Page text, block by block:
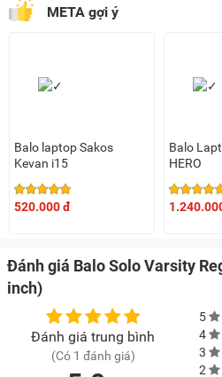
META gợi ý
Balo laptop Sakos
Kevan i15
520.000 đ
Balo
HERO
Đánh giá Balo Solo Varsity
inch)
Đánh giá trung bình
(Có 1 đánh giá)
5
4
3
2